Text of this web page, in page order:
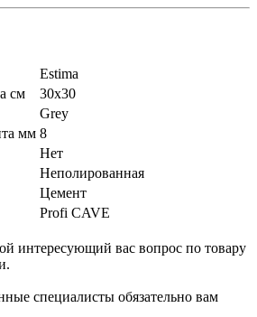
Estima
см
30х30
Grey
мм 8
Нет
Неполированная
Цемент
Profi CAVE
интересующий вас вопрос по товару
специалисты обязательно вам